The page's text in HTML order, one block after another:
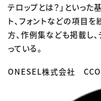
テロップとは？」といっ
ト、フォントなどの項目
方、作例集なども掲載し
っている。
ONESEL株式会社 CCO